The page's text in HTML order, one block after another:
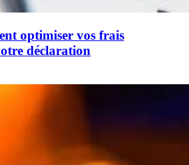
optimiser vos frais
déclaration